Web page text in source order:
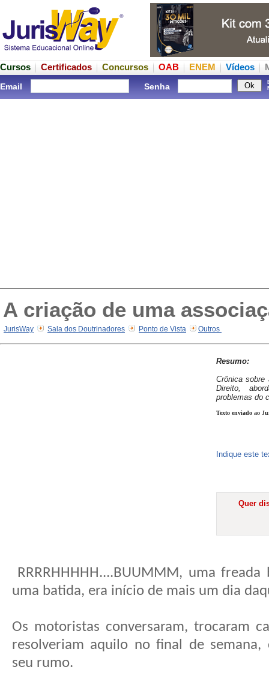
Cursos Certificados Concursos OAB ENEM Vídeos
Email Senha
A criação de uma
JurisWay Sala dos Doutrinadores Ponto de Vista Outros
Resumo:
Crônica
Direito,
problemas do
Texto enviado ao
Indique este
Quer
RRRRHHHHH....BUUMMM, uma
uma batida, era início de mais um dia
Os motoristas conversaram, trocaram
resolveriam aquilo no final de semana,
seu rumo.